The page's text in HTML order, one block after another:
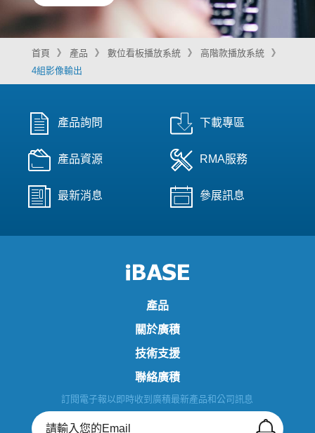
首頁 產品 數位看板播放系統
高階款播放系統
4組影像輸出
產品詢問 下載專區
產品資源 RMA服務
最新消息 參展訊息
產品
關於廣積
技術支援
聯絡廣積
訂閱電子報以即時收到廣積最新產品和公司訊息